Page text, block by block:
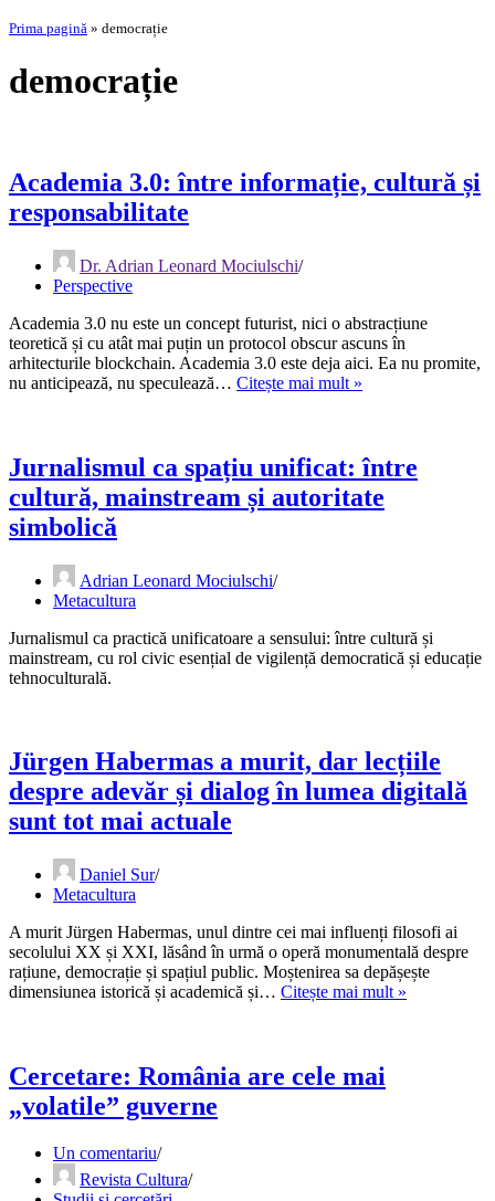
Prima pagină » democrație
democrație
Academia 3.0: între informație, cultură și
responsabilitate
Dr. Adrian Leonard Mociulschi
Perspective
Academia 3.0 nu este un concept futurist, nici o abstracțiune
teoretică și cu atât mai puțin un protocol obscur ascuns în
arhitecturile blockchain. Academia 3.0 este deja aici. Ea nu promite,
nu anticipează, nu speculează… Citește mai mult »
cultură
și
responsabilitate
Jurnalismul ca spațiu unificat: între
cultură, mainstream și autoritate
simbolică
Adrian Leonard Mociulschi
Metacultura
Jurnalismul ca practică unificatoare a sensului: între cultură și
mainstream, cu rol civic esențial de vigilență democratică și educație
tehnoculturală.
Jürgen Habermas a murit, dar lecțiile
despre adevăr și dialog în lumea digitală
sunt tot mai actuale
Daniel Sur
Metacultura
A murit Jürgen Habermas, unul dintre cei mai influenți filosofi ai
secolului XX și XXI, lăsând în urmă o operă monumentală despre
rațiune, democrație și spațiul public. Moștenirea sa depășește
dimensiunea istorică și academică și… Citește mai mult »
Cercetare: România are cele mai
„volatile” guverne
Un comentariu
Revista Cultura